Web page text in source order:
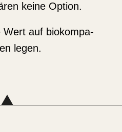
keine Option.
Wert auf biokom­pa­
legen.